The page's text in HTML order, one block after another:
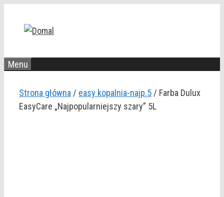
Menu
Strona główna / easy kopalnia-najp.5 / Farba Dulux
EasyCare „Najpopularniejszy szary” 5L